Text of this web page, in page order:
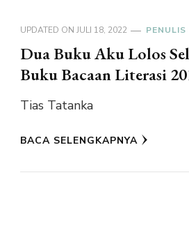
UPDATED ON JULI 18, 2022
Dua Buku Aku Lolos
Buku Bacaan Literasi
Tias Tatanka
BACA SELENGKAPNYA